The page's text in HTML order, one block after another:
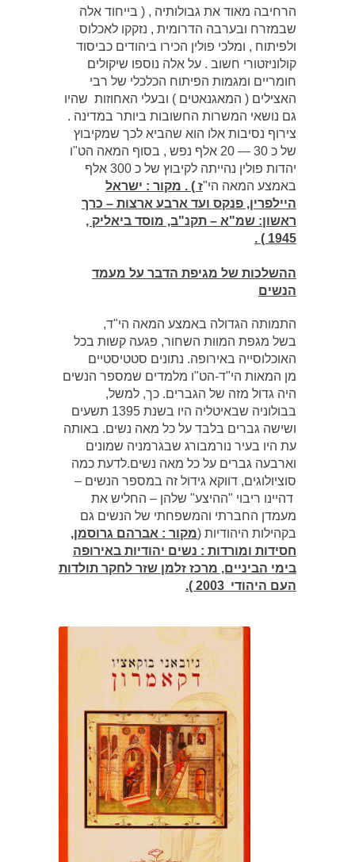
הרחיבה מאוד את גבולותיה , ( בייחוד אלה
שבמזרח ובערבה הדרומית , נזקקו לאכלוס
ולפיתוח , ומלכי פולין הכירו ביהודים כביסוד
קולוניזטורי חשוב . על אלה נוספו שיקולים
חומריים ומגמות הפיתוח הכלכלי של רבי
האצילים ( המאגנאטים ) ובעלי האחוזות שהיו
גם נושאי המשרות החשובות ביותר במדינה .
צירוף נסיבות אלו הוא שהביא לכך שמקיבוץ
של כ 30 — 20 אלף נפש , בסוף המאה הט"ו
יהדות פולין נהייתה לקיבוץ של כ 300 אלף
באמצע המאה הי"ז ) .מקור : ישראל
היילפרין, פנקס ועד ארבע ארצות – כרך
ראשון: שמ"א – תקנ"ב, מוסד ביאליק ,
ההשלכות של מגיפת הדבר על מעמד
התמותה הגדולה באמצע המאה הי"ד,
בשל מגפת המוות השחור, פגעה קשות בכל
האוכלוסייה באירופה. נתונים סטטיסטיים
מן המאות הי"ד-הט"ו מלמדים שמספר הנשים
היה גדול מזה של הגברים. כך, למשל,
בבולוניה שבאיטליה היו בשנת ‏1395 תשעים
ושישה גברים בלבד על כל מאה נשים. באותה
עת היו בעיר נורמבורג שבגרמניה שמונים
וארבעה גברים על כל מאה נשים.לדעת כמה
סוציולוגים, דווקא גידול זה במספר הנשים –
דהיינו ריבוי "ההיצע" שלהן – החליש את
מעמדן החברתי והמשפחתי של הנשים גם
בקהילות היהודיות (מקור : אברהם גרוסמן,
חסידות ומורדות : נשים יהודיות באירופה
בימי הביניים, מרכז זלמן שזר לחקר תולדות
העם היהודי 2003 ).